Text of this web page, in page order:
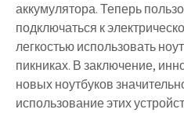
аккумулятора. Теперь
подключаться к
легкостью использовать
пикниках. В заключение,
новых ноутбуков
использование этих